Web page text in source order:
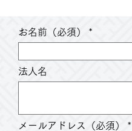
お名前（必須）
法人名
メールアドレス（必須）